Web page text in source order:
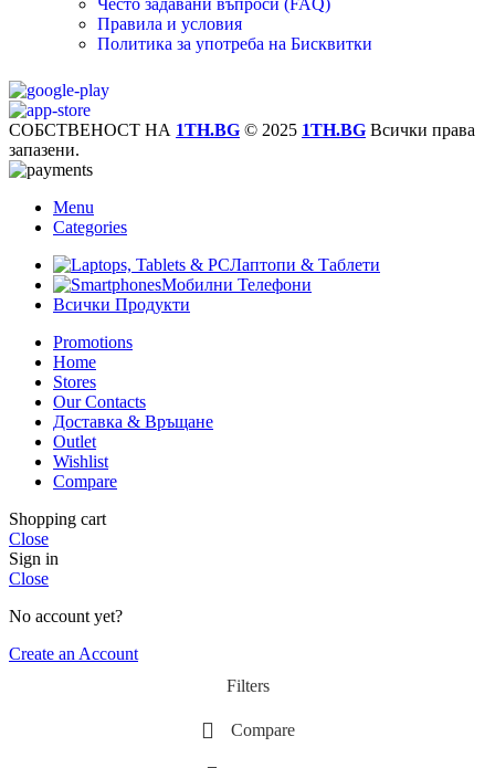
Правила и условия
Политика за употреба на Бисквитки
СОБСТВЕНОСТ НА 1TH.BG © 2025 1TH.BG Всички права
запазени.
Menu
Categories
Лаптопи & Таблети
Мобилни Телефони
Всички Продукти
Promotions
Home
Stores
Our Contacts
Доставка & Връщане
Outlet
Wishlist
Compare
Shopping cart
Close
Sign in
Close
No account yet?
Create an Account
Filters
Compare